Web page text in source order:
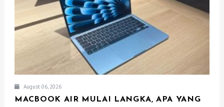
August 06, 2026
MACBOOK AIR MULAI LANGKA, APA YANG